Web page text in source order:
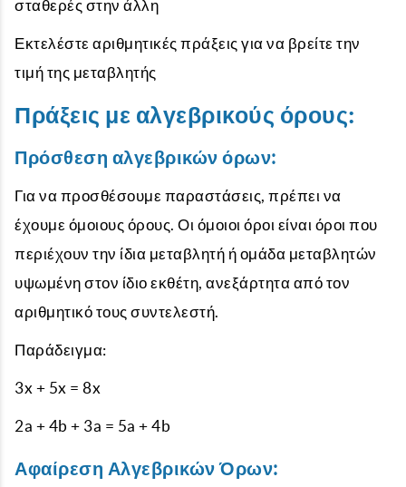
σταθερές στην άλλη
Εκτελέστε αριθμητικές πράξεις για να βρείτε την
τιμή της μεταβλητής
Πράξεις με αλγεβρικούς όρους:
Πρόσθεση αλγεβρικών όρων:
Για να προσθέσουμε παραστάσεις, πρέπει να
έχουμε όμοιους όρους. Οι όμοιοι όροι είναι όροι που
περιέχουν την ίδια μεταβλητή ή ομάδα μεταβλητών
υψωμένη στον ίδιο εκθέτη, ανεξάρτητα από τον
αριθμητικό τους συντελεστή.
Παράδειγμα:
3x + 5x = 8x
2a + 4b + 3a = 5a + 4b
Αφαίρεση Αλγεβρικών Όρων: